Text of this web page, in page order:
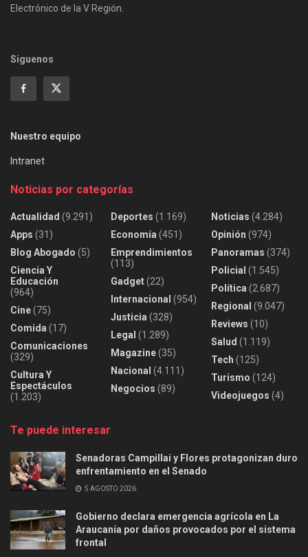
Electrónico de la V Región.
Siguenos
Nuestro equipo
Intranet
Noticias por categorías
Actualidad (9.291)
Apps (31)
Blog Abogado (5)
Ciencia Y
Educación
(964)
Cine(75)
Comida (17)
Comunicaciones
(329)
Cultura Y
Espectáculos
(1.203)
Deportes (1.169)
Economía (451)
Emprendimientos
(113)
Gadget(22)
Internacional (954)
Justicia (328)
Legal (1.289)
Magazine(35)
Nacional (4.111)
Negocios (89)
Noticias (4.284)
Opinión (974)
Panoramas (374)
Policial (1.545)
Política (2.687)
Regional (9.047)
Reviews (10)
Salud (1.119)
Tech (125)
Turismo (124)
Videojuegos (4)
Te puede interesar
Senadoras Campillai y Flores protagonizan duro
enfrentamiento en el Senado
5 AGOSTO 2026
Gobierno declara emergencia agrícola en La
Araucanía por daños provocados por el sistema
frontal